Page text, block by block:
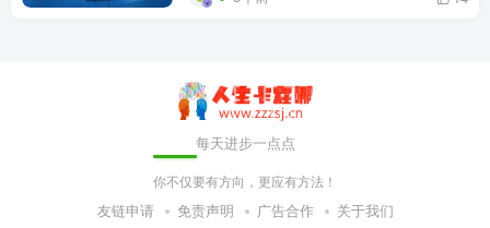
每天进步一点点
你不仅要有方向，更应有方法！
友链申请 免责声明 广告合作 关于我们